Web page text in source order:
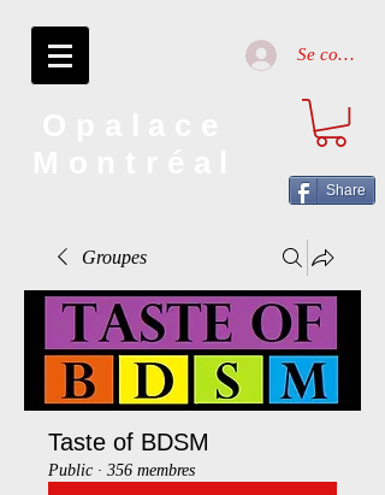
Se connecter
Share
Groupes
Taste of BDSM
Public · 356 membres